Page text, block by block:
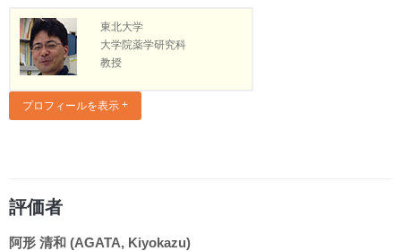
東北大学
大学院薬学研究科
教授
プロフィールを表示
評価者
阿形 清和 (AGATA, Kiyokazu)